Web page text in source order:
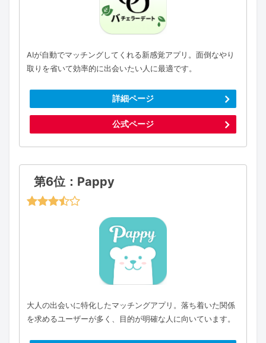
AIが自動でマッチングしてくれる新感覚アプリ。面倒なやり
取りを省いて効率的に出会いたい人に最適です。
詳細ページ
公式ページ
第6位：Pappy
大人の出会いに特化したマッチングアプリ。落ち着いた関係
を求めるユーザーが多く、目的が明確な人に向いています。